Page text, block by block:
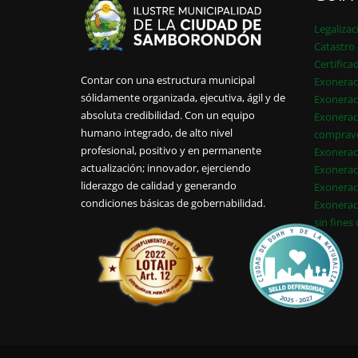
Contar con una estructura municipal
sólidamente organizada, ejecutiva, ágil y de
absoluta credibilidad. Con un equipo
humano integrado, de alto nivel
profesional, positivo y en permanente
actualización; innovador, ejerciendo
liderazgo de calidad y generando
condiciones básicas de gobernabilidad.
Catastro
sin fines